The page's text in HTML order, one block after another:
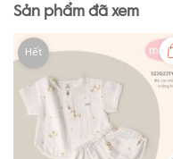
Không gây kích ứng da
-
Nu Air:
Thông thoáng
Sản phẩm đã xem
Hết